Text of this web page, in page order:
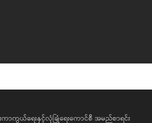
ကာကွယ်ရေးနှင့်လုံခြုံရေးကောင်စီ အမည်စာရင်း